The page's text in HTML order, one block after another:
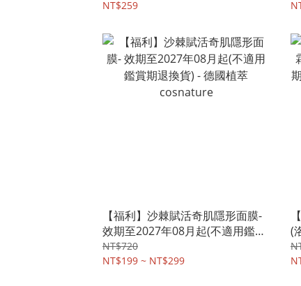
舒綠ANTHYLLIS
NT$259
【福利】沙棘賦活奇肌隱形面膜-
效期至2027年08月起(不適用鑑賞
期退換貨) - 德國植萃cosnature
NT$720
NT$199 ~ NT$299
(